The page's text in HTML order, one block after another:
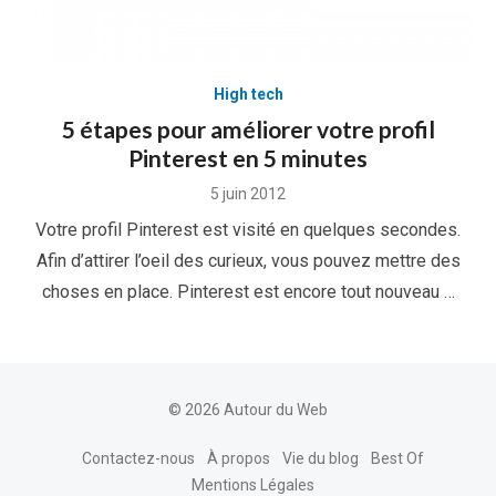
High tech
5 étapes pour améliorer votre profil
Pinterest en 5 minutes
Posted
5 juin 2012
Votre profil Pinterest est visité en quelques secondes.
Afin d’attirer l’oeil des curieux, vous pouvez mettre des
choses en place. Pinterest est encore tout nouveau …
© 2026 Autour du Web
Contactez-nous À propos Vie du blog
Best Of
Mentions Légales